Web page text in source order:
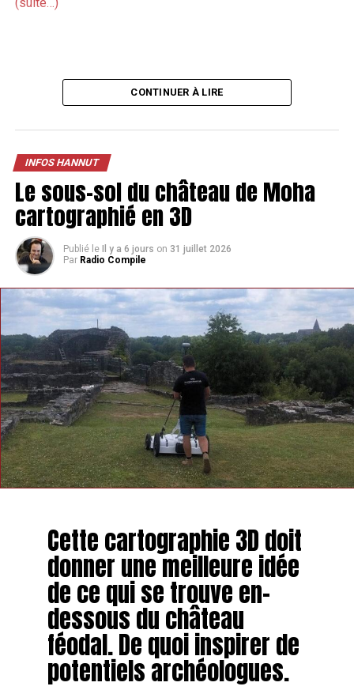
CONTINUER À LIRE
INFOS HANNUT
Le sous-sol du château de Moha
cartographié en 3D
Publié le Il y a 6 jours on 31 juillet 2026
Par Radio Compile
Cette cartographie 3D doit
donner une meilleure idée
de ce qui se trouve en-
dessous du château
féodal. De quoi inspirer de
potentiels archéologues.